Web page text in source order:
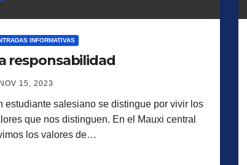
INFORMATIVAS
responsabilidad
NOV 15, 2023
estudiante salesiano se distingue por vivir los
que nos distinguen. En el Mauxi central
los valores de…